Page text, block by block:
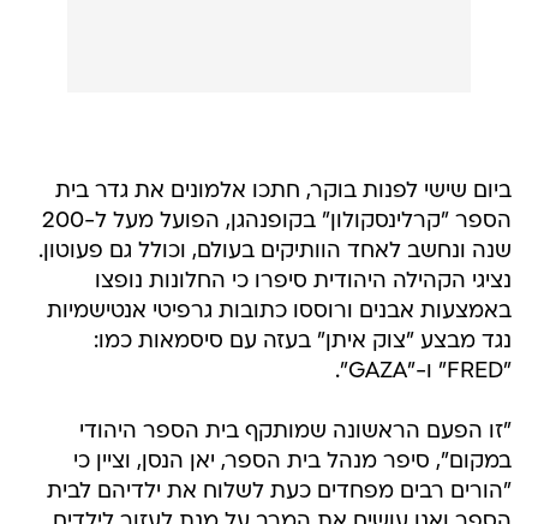
ביום שישי לפנות בוקר, חתכו אלמונים את גדר בית
הספר "קרלינסקולון" בקופנהגן, הפועל מעל ל-200
שנה ונחשב לאחד הוותיקים בעולם, וכולל גם פעוטון.
נציגי הקהילה היהודית סיפרו כי החלונות נופצו
באמצעות אבנים ורוססו כתובות גרפיטי אנטישמיות
נגד מבצע "צוק איתן" בעזה עם סיסמאות כמו:
"FRED" ו-"GAZA".
"זו הפעם הראשונה שמותקף בית הספר היהודי
במקום", סיפר מנהל בית הספר, יאן הנסן, וציין כי
"הורים רבים מפחדים כעת לשלוח את ילדיהם לבית